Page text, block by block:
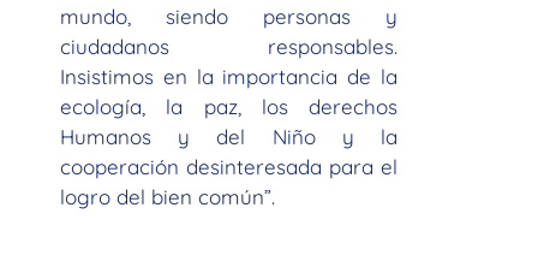
mundo, siendo personas y
ciudadanos responsables.
Insistimos en la importancia de la
ecología, la paz, los derechos
Humanos y del Niño y la
cooperación desinteresada para el
logro del bien común”.